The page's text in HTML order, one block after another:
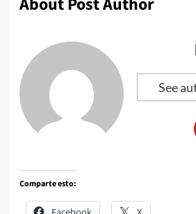
See
Comparte esto: